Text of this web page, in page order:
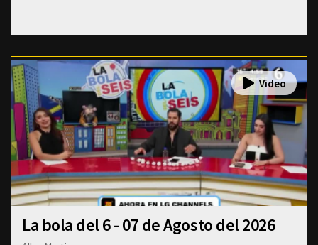
La bola del 6 - 07 de Agosto del 2026